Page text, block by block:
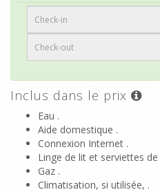
Inclus dans le prix
Eau .
Aide domestique .
Connexion Internet .
Linge de lit et serviettes
Gaz .
Climatisation, si utilisée, .